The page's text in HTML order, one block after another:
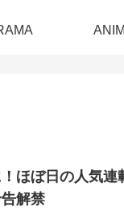
ほぼ日の人気連
告解禁